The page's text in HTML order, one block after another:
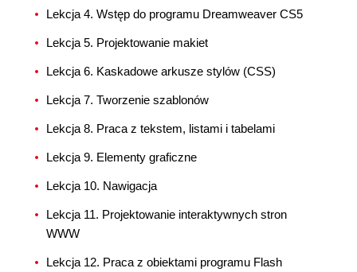
Lekcja 4. Wstęp do programu Dreamweaver CS5
Lekcja 5. Projektowanie makiet
Lekcja 6. Kaskadowe arkusze stylów (CSS)
Lekcja 7. Tworzenie szablonów
Lekcja 8. Praca z tekstem, listami i tabelami
Lekcja 9. Elementy graficzne
Lekcja 10. Nawigacja
Lekcja 11. Projektowanie interaktywnych stron
WWW
Lekcja 12. Praca z obiektami programu Flash